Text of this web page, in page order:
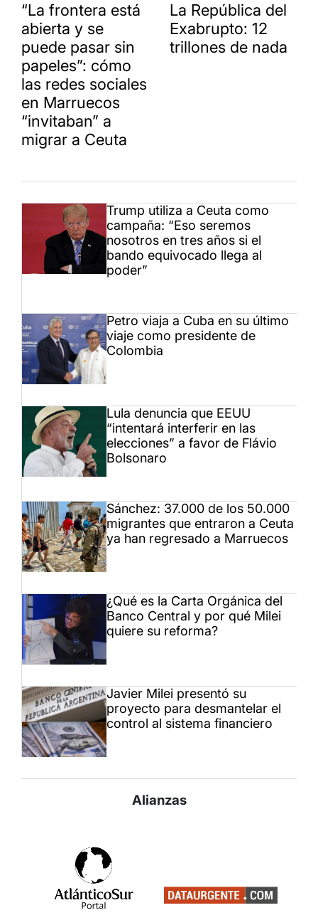
“La frontera está
abierta y se
puede pasar sin
papeles”: cómo
las redes sociales
en Marruecos
“invitaban” a
migrar a Ceuta
La República del
Exabrupto: 12
trillones de nada
Trump utiliza a Ceuta como
campaña: “Eso seremos
nosotros en tres años si el
bando equivocado llega al
poder”
Petro viaja a Cuba en su último
viaje como presidente de
Colombia
Lula denuncia que EEUU
“intentará interferir en las
elecciones” a favor de Flávio
Bolsonaro
Sánchez: 37.000 de los 50.000
migrantes que entraron a Ceuta
ya han regresado a Marruecos
¿Qué es la Carta Orgánica del
Banco Central y por qué Milei
quiere su reforma?
Javier Milei presentó su
proyecto para desmantelar el
control al sistema financiero
Alianzas